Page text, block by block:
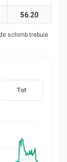
56.20
schimb trebuie
Tot